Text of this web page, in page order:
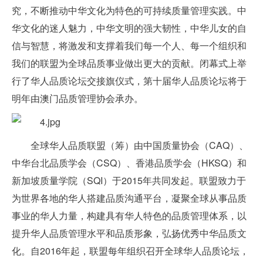
究，不断推动中华文化为特色的可持续质量管理实践。中
华文化的迷人魅力，中华文明的强大韧性，中华儿女的自
信与智慧，将激发和支撑着我们每一个人、每一个组织和
我们的联盟为全球品质事业做出更大的贡献。闭幕式上举
行了华人品质论坛交接旗仪式，第十届华人品质论坛将于
明年由澳门品质管理协会承办。
全球华人品质联盟（筹）由中国质量协会（CAQ）、
中华台北品质学会（CSQ）、香港品质学会（HKSQ）和
新加坡质量学院（SQI）于2015年共同发起。联盟致力于
为世界各地的华人搭建品质沟通平台，凝聚全球从事品质
事业的华人力量，构建具有华人特色的品质管理体系，以
提升华人品质管理水平和品质形象，弘扬优秀中华品质文
化。自2016年起，联盟每年组织召开全球华人品质论坛，